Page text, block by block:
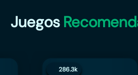
Juegos
286.3k